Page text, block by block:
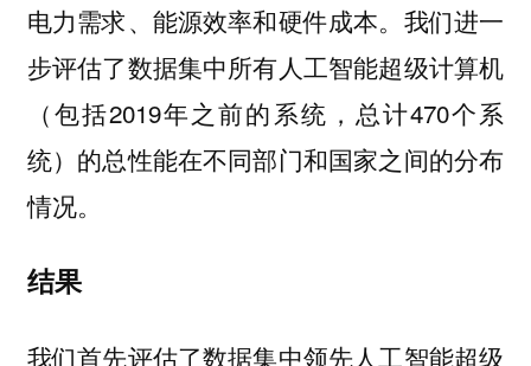
电力需求、能源效率和硬件成本。我们进一
步评估了数据集中所有人工智能超级计算机
（包括2019年之前的系统，总计470个系
统）的总性能在不同部门和国家之间的分布
情况。
结果
我们首先评估了数据集中领先人工智能超级